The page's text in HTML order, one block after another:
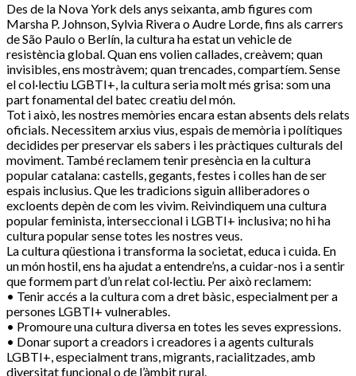
Des de la Nova York dels anys seixanta, amb figures com
Marsha P. Johnson, Sylvia Rivera o Audre Lorde, fins als carrers
de São Paulo o Berlín, la cultura ha estat un vehicle de
resistència global. Quan ens volien callades, creàvem; quan
invisibles, ens mostràvem; quan trencades, compartíem. Sense
el col·lectiu LGBTI+, la cultura seria molt més grisa: som una
part fonamental del batec creatiu del món.
Tot i això, les nostres memòries encara estan absents dels relats
oficials. Necessitem arxius vius, espais de memòria i polítiques
decidides per preservar els sabers i les pràctiques culturals del
moviment. També reclamem tenir presència en la cultura
popular catalana: castells, gegants, festes i colles han de ser
espais inclusius. Que les tradicions siguin alliberadores o
excloents depèn de com les vivim. Reivindiquem una cultura
popular feminista, interseccional i LGBTI+ inclusiva; no hi ha
cultura popular sense totes les nostres veus.
La cultura qüestiona i transforma la societat, educa i cuida. En
un món hostil, ens ha ajudat a entendre’ns, a cuidar-nos i a sentir
que formem part d’un relat col·lectiu. Per això reclamem:
• Tenir accés a la cultura com a dret bàsic, especialment per a
persones LGBTI+ vulnerables.
• Promoure una cultura diversa en totes les seves expressions.
• Donar suport a creadors i creadores i a agents culturals
LGBTI+, especialment trans, migrants, racialitzades, amb
diversitat funcional o de l’àmbit rural.